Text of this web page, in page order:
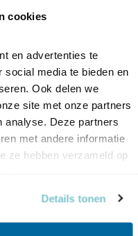
cookies
en advertenties te
social media te bieden en
Ook delen we
site met onze partners
analyse. Deze partners
met andere informatie
ze hebben verzameld op
Details tonen
acties en tips